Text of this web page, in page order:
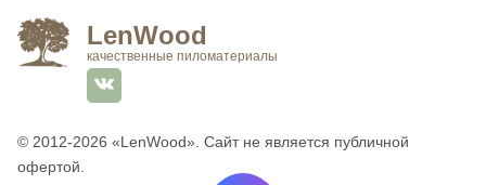
LenWood
качественные пиломатериалы
© 2012-2026 «LenWood» . Сайт не является публичной
офертой.